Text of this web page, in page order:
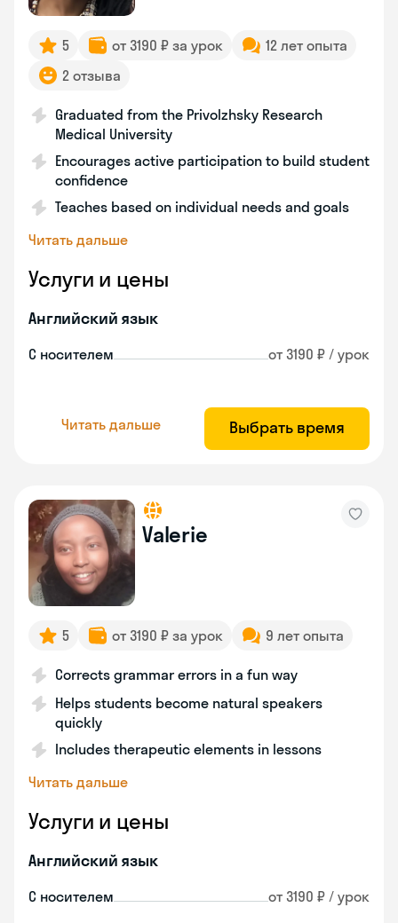
5 от 3190 ₽ за урок
12 лет опыта
2 отзыва
Graduated from the Privolzhsky Research
Medical University
Encourages active participation to build student
confidence
Teaches based on individual needs and goals
Читать дальше
Услуги и цены
Английский язык
С носителем от 3190 ₽ / урок
Читать дальше Выбрать время
Valerie
5 от 3190 ₽ за урок 9 лет опыта
Corrects grammar errors in a fun way
Helps students become natural speakers
quickly
Includes therapeutic elements in lessons
Читать дальше
Услуги и цены
Английский язык
С носителем от 3190 ₽ / урок